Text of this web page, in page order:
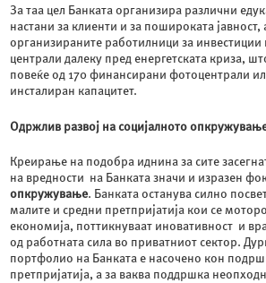
За таа цел Банката организира различни
настани за клиенти и за пошироката
организираните работилници за
централи далеку пред енергетската криза,
повеќе од 170 финансирани фотоцентрали
инсталиран капацитет.
Одржлив развој на социјалното
Креирање на подобра иднина за сите
на вредности на Банката значи и изразен
опкружување. Банката останува силно
малите и средни претпријатија кои се
економија, поттикнуваат иновативност и
од работната сила во приватниот сектор.
портфолио на Банката е насочено кон
претпријатија, а за ваква поддршка